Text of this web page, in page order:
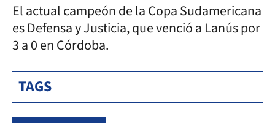
El actual campeón de la Copa Sudamericana
es Defensa y Justicia, que venció a Lanús por
3 a 0 en Córdoba.
TAGS